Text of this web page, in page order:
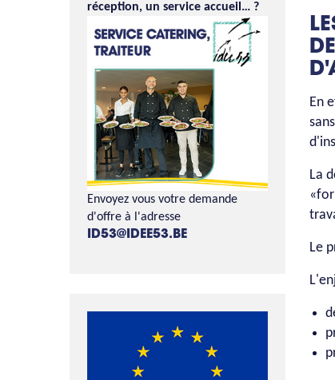
En
La
Le
réception, un service accueil… ?
Envoyez vous votre demande
d'offre à l'adresse
ID53@IDEE53.BE